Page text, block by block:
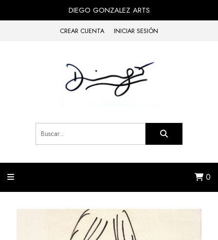
DIEGO GONZALEZ ARTS
CREAR CUENTA INICIAR SESIÓN
0